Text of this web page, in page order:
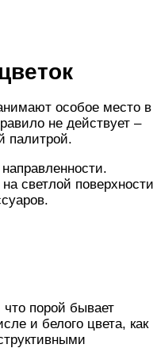
особое место в
не действует –
палитрой.
светлой поверхности
порой бывает
и белого цвета, как